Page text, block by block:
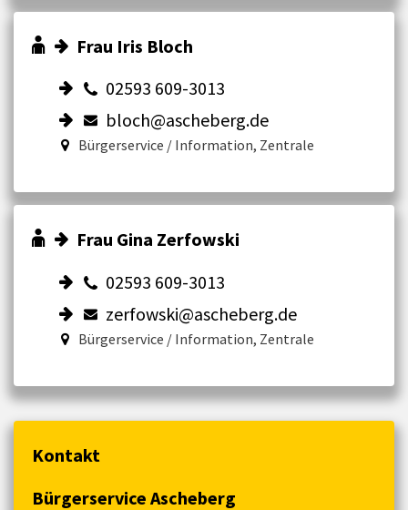
Frau Iris Bloch
02593 609-3013
bloch@ascheberg.de
Bürgerservice / Information, Zentrale
Frau Gina Zerfowski
02593 609-3013
zerfowski@ascheberg.de
Bürgerservice / Information, Zentrale
Kontakt
Bürgerservice Ascheberg